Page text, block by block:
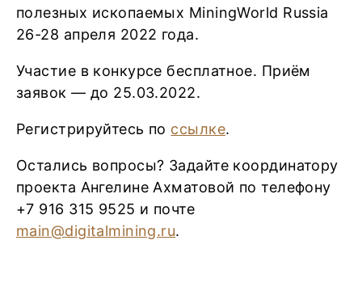
полезных ископаемых MiningWorld Russia
26-28 апреля 2022 года.
Участие в конкурсе бесплатное. Приём
заявок — до 25.03.2022.
Регистрируйтесь по ссылке.
Остались вопросы? Задайте координатору
проекта Ангелине Ахматовой по телефону
+7 916 315 9525 и почте
main@digitalmining.ru.